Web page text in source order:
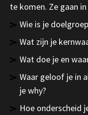
te komen. Ze gaan
Wie is je
Wat zijn je
Wat doe je en
Waar geloof je in
je why?
Hoe onderscheid